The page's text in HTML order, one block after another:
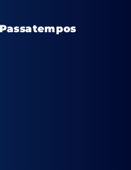
Passatempos